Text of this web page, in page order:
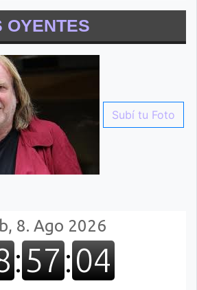
OYENTES
Subí tu Foto